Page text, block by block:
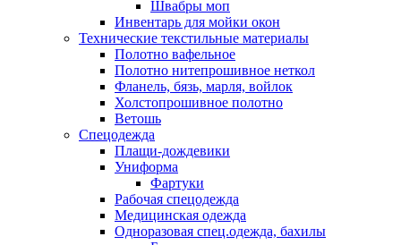
Швабры моп
Инвентарь для мойки окон
Технические текстильные материалы
Полотно вафельное
Полотно нитепрошивное неткол
Фланель, бязь, марля, войлок
Холстопрошивное полотно
Ветошь
Спецодежда
Плащи-дождевики
Униформа
Фартуки
Рабочая спецодежда
Медицинская одежда
Одноразовая спец.одежда, бахилы